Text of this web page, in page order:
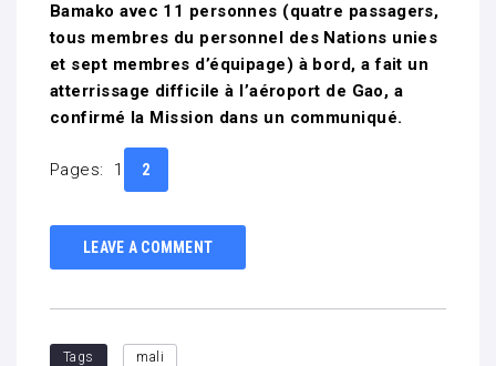
Bamako avec 11 personnes (quatre passagers,
tous membres du personnel des Nations unies
et sept membres d’équipage) à bord, a fait un
atterrissage difficile à l’aéroport de Gao, a
confirmé la Mission dans un communiqué.
Pages: 1 2
LEAVE A COMMENT
Tags mali